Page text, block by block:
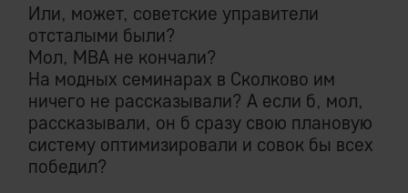
Или, может, советские управители
отсталыми были?
Мол, MBA не кончали?
На модных семинарах в Сколково им
ничего не рассказывали? А если б, мол,
рассказывали, он б сразу свою плановую
систему оптимизировали и совок бы всех
победил?